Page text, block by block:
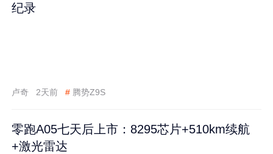
纪录
卢奇 2天前 # 腾势Z9S
零跑A05七天后上市：8295芯片+510km续航
+激光雷达